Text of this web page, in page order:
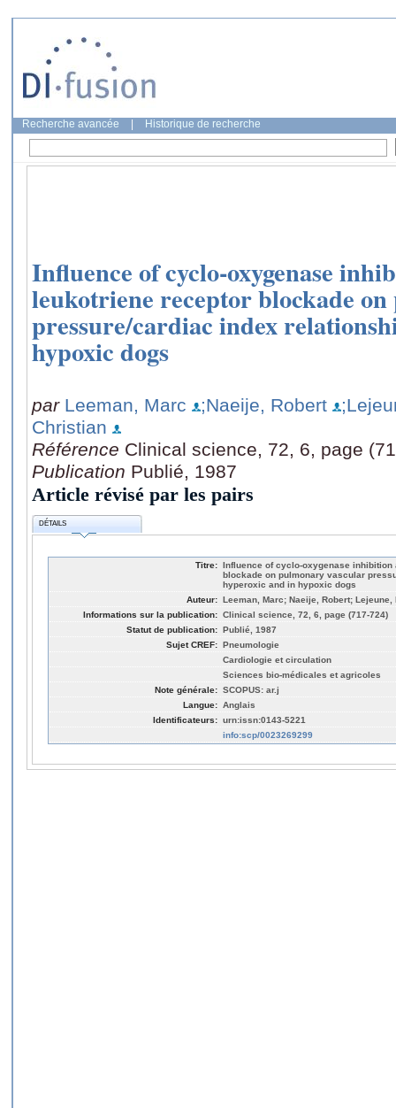
Recherche avancée Historique de recherche
Influence of cyclo-oxygenase
leukotriene receptor blockade
pressure/cardiac index
hypoxic dogs
par Leeman, Marc ;Naeije, Robert
Christian
Référence Clinical science, 72, 6, page
Publication Publié, 1987
Article révisé par les pairs
DÉTAILS
Titre: Influence of cyclo-oxygenase inhibition
blockade on pulmonary vascular
hyperoxic and in hypoxic dogs
Auteur: Leeman, Marc; Naeije, Robert;
Informations sur la publication: Clinical science, 72, 6, page (717-724)
Statut de publication: Publié, 1987
Sujet CREF: Pneumologie
Cardiologie et circulation
Sciences bio-médicales et agricoles
Note générale: SCOPUS: ar.j
Langue: Anglais
Identificateurs: urn:issn:0143-5221
info:scp/0023269299